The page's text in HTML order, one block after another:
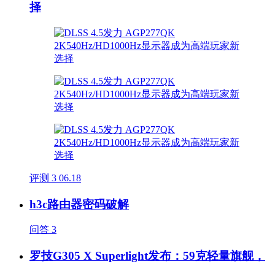
择
评测 3 06.18
h3c路由器密码破解
问答 3
罗技G305 X Superlight发布：59克轻量旗舰，